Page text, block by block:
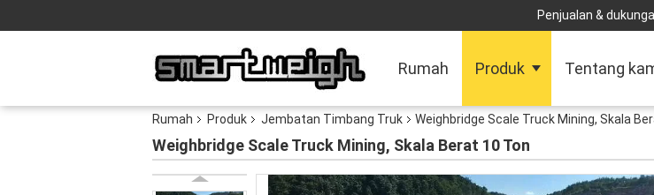
Penjualan &
Rumah Produk Tentang
Rumah Produk Jembatan Timbang Truk Weighbridge Scale Truck Mining, Skala
Weighbridge Scale Truck Mining, Skala Berat 10 Ton